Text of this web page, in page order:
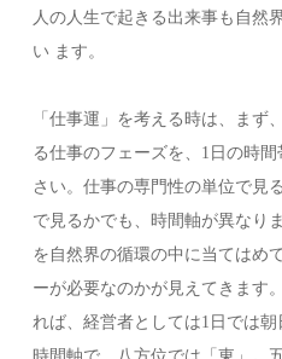
人の人生で起きる出来事も自然
い ます。
「仕事運」を考える時は、まず
る仕事のフェーズを、1日の時
さい。仕事の専門性の単位で見
で見るかでも、時間軸が異なり
を自然界の循環の中に当てはめ
ーが必要なのかが見えてきます
れば、経営者としては1日では